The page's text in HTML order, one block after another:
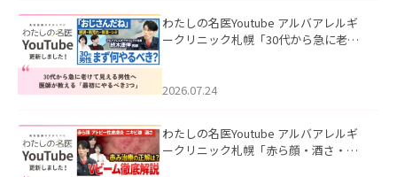
わたしの名医Youtube アルバアレルギ
ークリニック札幌「30代から急に老け
た。
2026.07.24
わたしの名医Youtube アルバアレルギ
ークリニック札幌「赤ら顔・酒さ・ニ